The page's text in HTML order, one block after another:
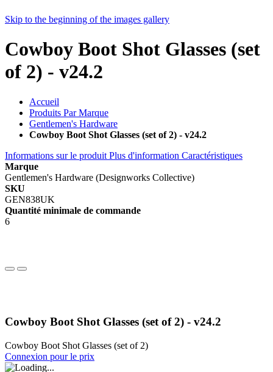
Skip to the beginning of the images gallery
Cowboy Boot Shot Glasses (set
of 2) - v24.2
Accueil
Produits Par Marque
Gentlemen's Hardware
Cowboy Boot Shot Glasses (set of 2) - v24.2
Informations sur le produit Plus d'information Caractéristiques
Marque
Gentlemen's Hardware (Designworks Collective)
SKU
GEN838UK
Quantité minimale de commande
6
Cowboy Boot Shot Glasses (set of 2) - v24.2
Cowboy Boot Shot Glasses (set of 2)
Connexion pour le prix